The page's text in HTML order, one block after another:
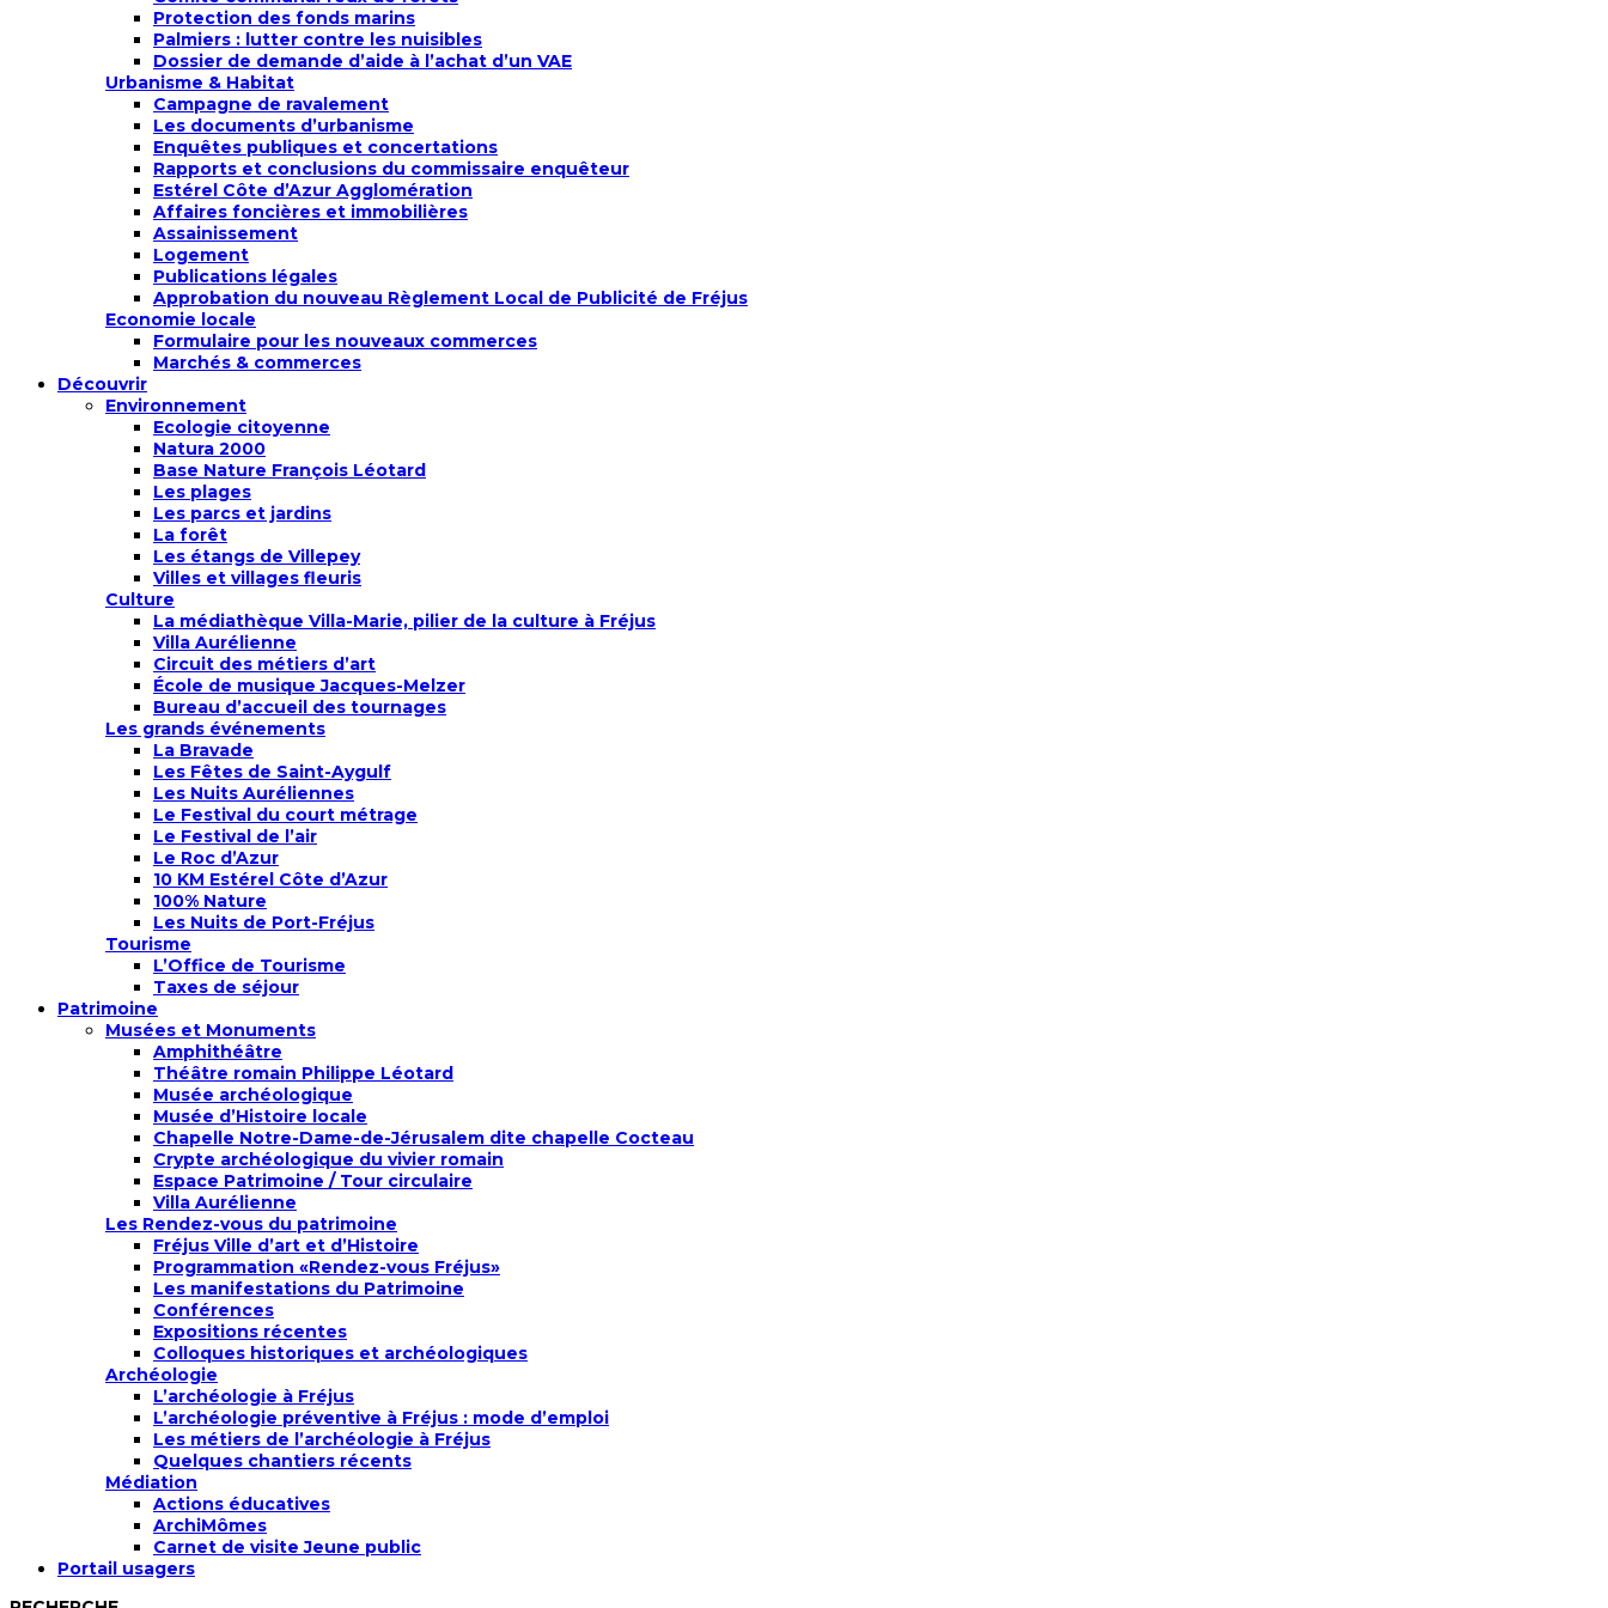
Protection des fonds marins
Palmiers : lutter contre les nuisibles
Dossier de demande d’aide à l’achat d’un VAE
Urbanisme & Habitat
Campagne de ravalement
Les documents d’urbanisme
Enquêtes publiques et concertations
Rapports et conclusions du commissaire enquêteur
Estérel Côte d’Azur Agglomération
Affaires foncières et immobilières
Assainissement
Logement
Publications légales
Approbation du nouveau Règlement Local de Publicité de Fréjus
Economie locale
Formulaire pour les nouveaux commerces
Marchés & commerces
Découvrir
Environnement
Ecologie citoyenne
Natura 2000
Base Nature François Léotard
Les plages
Les parcs et jardins
La forêt
Les étangs de Villepey
Villes et villages fleuris
Culture
La médiathèque Villa-Marie, pilier de la culture à Fréjus
Villa Aurélienne
Circuit des métiers d’art
École de musique Jacques-Melzer
Bureau d’accueil des tournages
Les grands événements
La Bravade
Les Fêtes de Saint-Aygulf
Les Nuits Auréliennes
Le Festival du court métrage
Le Festival de l’air
Le Roc d’Azur
10 KM Estérel Côte d’Azur
100% Nature
Les Nuits de Port-Fréjus
Tourisme
L’Office de Tourisme
Taxes de séjour
Patrimoine
Musées et Monuments
Amphithéâtre
Théâtre romain Philippe Léotard
Musée archéologique
Musée d’Histoire locale
Chapelle Notre-Dame-de-Jérusalem dite chapelle Cocteau
Crypte archéologique du vivier romain
Espace Patrimoine / Tour circulaire
Villa Aurélienne
Les Rendez-vous du patrimoine
Fréjus Ville d’art et d’Histoire
Programmation «Rendez-vous Fréjus»
Les manifestations du Patrimoine
Conférences
Expositions récentes
Colloques historiques et archéologiques
Archéologie
L’archéologie à Fréjus
L’archéologie préventive à Fréjus : mode d’emploi
Les métiers de l’archéologie à Fréjus
Quelques chantiers récents
Médiation
Actions éducatives
ArchiMômes
Carnet de visite Jeune public
Portail usagers